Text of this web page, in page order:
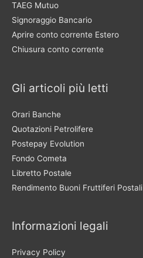
TAEG Mutuo
Signoraggio Bancario
Aprire conto corrente Estero
Chiusura conto corrente
Gli articoli più letti
Orari Banche
Quotazioni Petrolifere
Postepay Evolution
Fondo Cometa
Libretto Postale
Rendimento Buoni Fruttiferi Postali
Informazioni legali
Privacy Policy